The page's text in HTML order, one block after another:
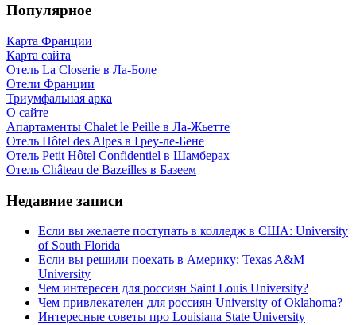
Популярное
Карта Франции
Карта сайта
Отель La Closerie в Ла-Боле
Отели Франции
Триумфальная арка
О сайте
Апартаменты Chalet le Peille в Ла-Жьетте
Отель Hôtel des Alpes в Греу-ле-Бене
Отель Petit Hôtel Confidentiel в Шамберах
Отель Château de Bazeilles в Базеем
Недавние записи
Если вы желаете поступать в колледж в США: University
of South Florida
Если вы решили поехать в Америку: Texas A&M
University
Чем интересен для россиян Saint Louis University?
Чем привлекателен для россиян University of Oklahoma?
Интересные советы про Louisiana State University